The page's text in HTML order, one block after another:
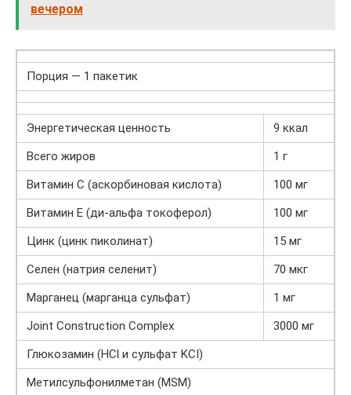
вечером
Порция — 1 пакетик
Энергетическая ценность
9 ккал
Всего жиров
1 г
Витамин С (аскорбиновая кислота)
100 мг
Витамин Е (ди-альфа токоферол)
100 мг
Цинк (цинк пиколинат)
15 мг
Селен (натрия селенит)
70 мкг
Марганец (марганца сульфат)
1 мг
Joint Construction Complex
3000 мг
Глюкозамин (HCl и сульфат KCI)
Метилсульфонилметан (MSM)